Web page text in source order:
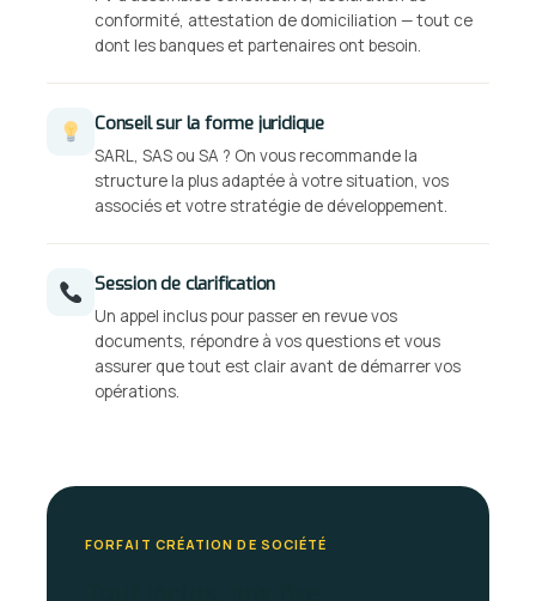
conformité, attestation de domiciliation — tout ce
dont les banques et partenaires ont besoin.
Conseil sur la forme juridique
SARL, SAS ou SA ? On vous recommande la
structure la plus adaptée à votre situation, vos
associés et votre stratégie de développement.
Session de clarification
Un appel inclus pour passer en revue vos
documents, répondre à vos questions et vous
assurer que tout est clair avant de démarrer vos
opérations.
FORFAIT CRÉATION DE SOCIÉTÉ